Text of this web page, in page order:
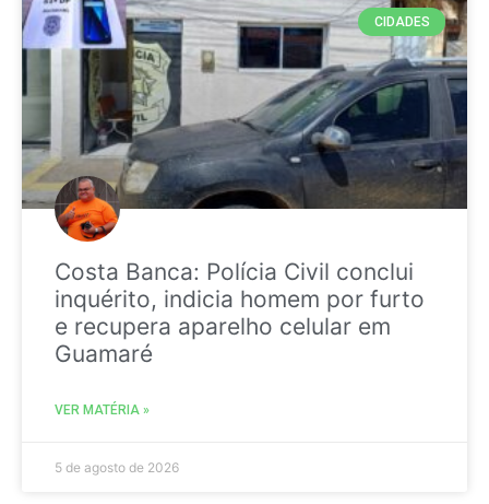
CIDADES
Costa Banca: Polícia Civil conclui
inquérito, indicia homem por furto
e recupera aparelho celular em
Guamaré
VER MATÉRIA »
5 de agosto de 2026